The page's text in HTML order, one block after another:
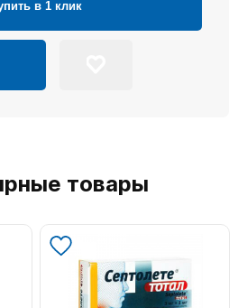
в 1 клик
товары